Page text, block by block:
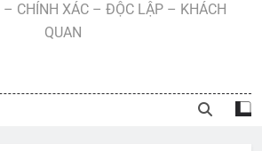
– CHÍNH XÁC – ĐỘC LẬP – KHÁCH
QUAN